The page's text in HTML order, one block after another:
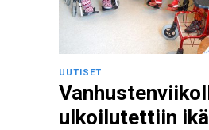
UUTISET
ulkoilutettiin